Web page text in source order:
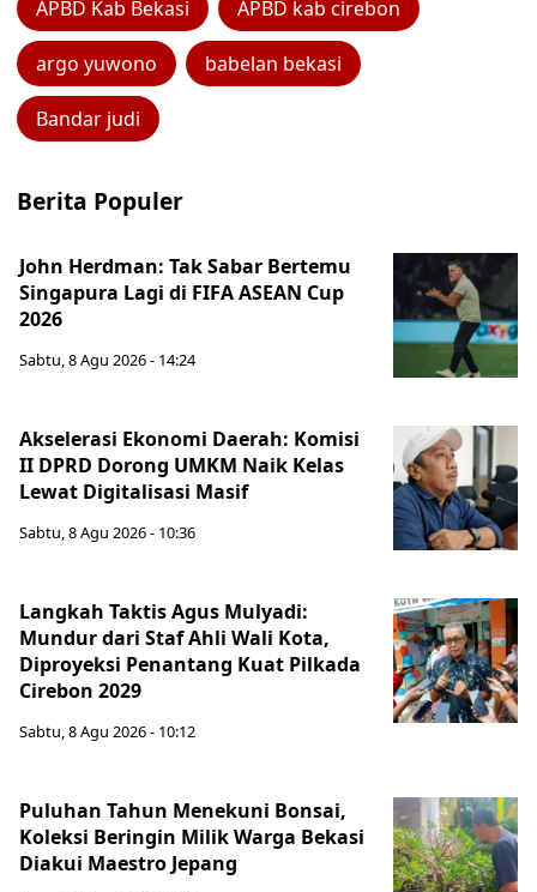
APBD Kab Bekasi APBD kab cirebon
argo yuwono babelan bekasi
Bandar judi
Berita Populer
John Herdman: Tak Sabar Bertemu
Singapura Lagi di FIFA ASEAN Cup
2026
Sabtu, 8 Agu 2026 - 14:24
Akselerasi Ekonomi Daerah: Komisi
II DPRD Dorong UMKM Naik Kelas
Lewat Digitalisasi Masif
Sabtu, 8 Agu 2026 - 10:36
Langkah Taktis Agus Mulyadi:
Mundur dari Staf Ahli Wali Kota,
Diproyeksi Penantang Kuat Pilkada
Cirebon 2029
Sabtu, 8 Agu 2026 - 10:12
Puluhan Tahun Menekuni Bonsai,
Koleksi Beringin Milik Warga Bekasi
Diakui Maestro Jepang